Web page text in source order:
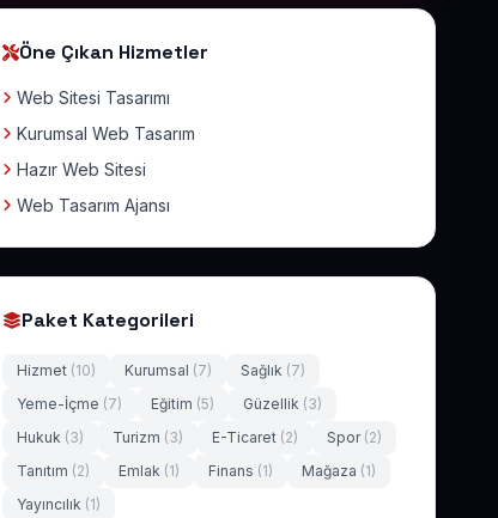
Öne Çıkan Hizmetler
Web Sitesi Tasarımı
Kurumsal Web Tasarım
Hazır Web Sitesi
Web Tasarım Ajansı
Paket Kategorileri
Hizmet (10) Kurumsal (7) Sağlık (7)
Yeme-İçme (7) Eğitim (5) Güzellik (3)
Hukuk (3) Turizm (3) E-Ticaret (2) Spor (2)
Tanıtım (2) Emlak (1) Finans (1) Mağaza (1)
Yayıncılık (1)